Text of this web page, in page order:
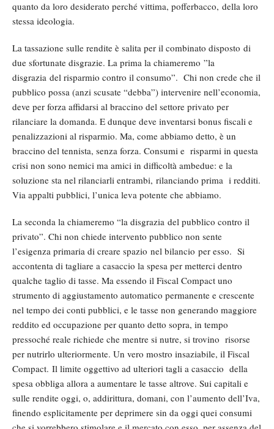
quanto da loro desiderato perché vittima, pofferbacco, della loro
stessa ideologia.
La tassazione sulle rendite è salita per il combinato disposto di
due sfortunate disgrazie. La prima la chiameremo ”la
disgrazia del risparmio contro il consumo”. Chi non crede che il
pubblico possa (anzi scusate “debba”) intervenire nell’economia,
deve per forza affidarsi al braccino del settore privato per
rilanciare la domanda. E dunque deve inventarsi bonus fiscali e
penalizzazioni al risparmio. Ma, come abbiamo detto, è un
braccino del tennista, senza forza. Consumi e risparmi in questa
crisi non sono nemici ma amici in difficoltà ambedue: e la
soluzione sta nel rilanciarli entrambi, rilanciando prima i redditi.
Via appalti pubblici, l’unica leva potente che abbiamo.
La seconda la chiameremo “la disgrazia del pubblico contro il
privato”. Chi non chiede intervento pubblico non sente
l’esigenza primaria di creare spazio nel bilancio per esso. Si
accontenta di tagliare a casaccio la spesa per metterci dentro
qualche taglio di tasse. Ma essendo il Fiscal Compact uno
strumento di aggiustamento automatico permanente e crescente
nel tempo dei conti pubblici, e le tasse non generando maggiore
reddito ed occupazione per quanto detto sopra, in tempo
pressoché reale richiede che mentre si nutre, si trovino risorse
per nutrirlo ulteriormente. Un vero mostro insaziabile, il Fiscal
Compact. Il limite oggettivo ad ulteriori tagli a casaccio della
spesa obbliga allora a aumentare le tasse altrove. Sui capitali e
sulle rendite oggi, o, addirittura, domani, con l’aumento dell’Iva,
finendo esplicitamente per deprimere sin da oggi quei consumi